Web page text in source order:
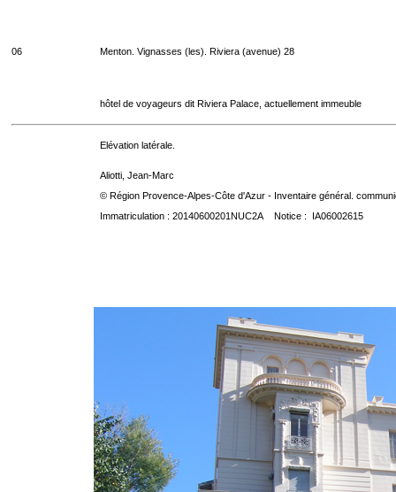
06 Menton. Vignasses (les). Riviera (avenue) 28
hôtel de voyageurs dit Riviera Palace, actuellement immeuble
Elévation latérale.
Aliotti, Jean-Marc
© Région Provence-Alpes-Côte d'Azur - Inventaire général.
Immatriculation : 20140600201NUC2A Notice : IA06002615